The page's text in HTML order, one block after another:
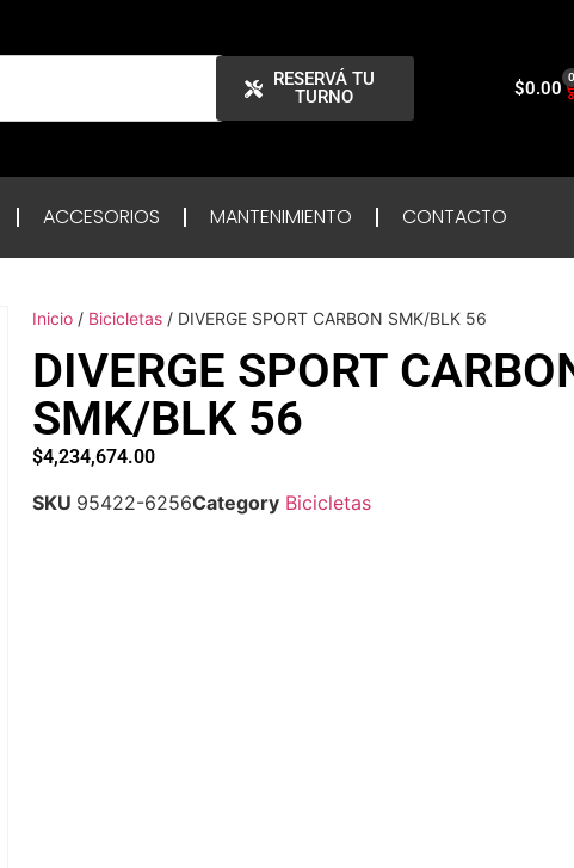
RESERVÁ TU
TURNO
$0.00 0
ACCESORIOS MANTENIMIENTO CONTACTO
Inicio / Bicicletas / DIVERGE SPORT CARBON SMK/BLK 56
DIVERGE SPORT
SMK/BLK 56
$4,234,674.00
SKU 95422-6256Category Bicicletas